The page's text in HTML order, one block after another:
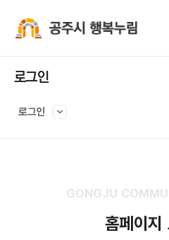
로그인
로그인
GONGJU
홈페이지